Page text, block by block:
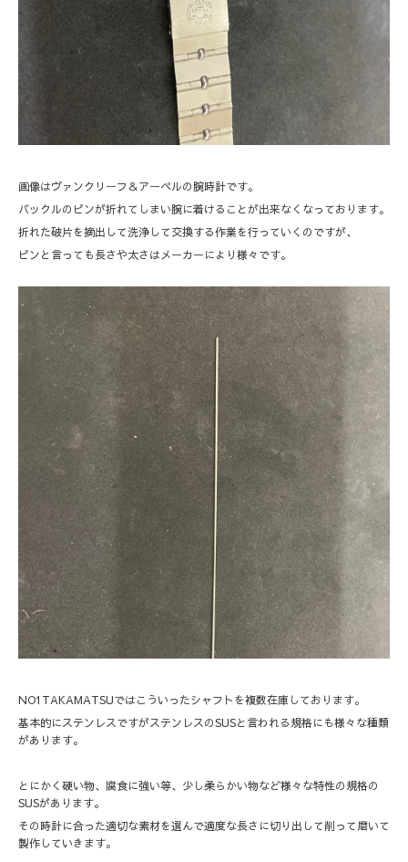
画像はヴァンクリーフ＆アーペルの腕時計です。
バックルのピンが折れてしまい腕に着けることが出来なくなっております。
折れた破片を摘出して洗浄して交換する作業を行っていくのですが、
ピンと言っても長さや太さはメーカーにより様々です。
NO1TAKAMATSUではこういったシャフトを複数在庫しております。
基本的にステンレスですがステンレスのSUSと言われる規格にも様々な種類
があります。
とにかく硬い物、腐食に強い等、少し柔らかい物など様々な特性の規格の
SUSがあります。
その時計に合った適切な素材を選んで適度な長さに切り出して削って磨いて
製作していきます。